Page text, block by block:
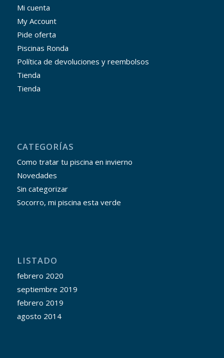
Mi cuenta
My Account
Pide oferta
Piscinas Ronda
Política de devoluciones y reembolsos
Tienda
Tienda
CATEGORÍAS
Como tratar tu piscina en invierno
Novedades
Sin categorizar
Socorro, mi piscina esta verde
LISTADO
febrero 2020
septiembre 2019
febrero 2019
agosto 2014